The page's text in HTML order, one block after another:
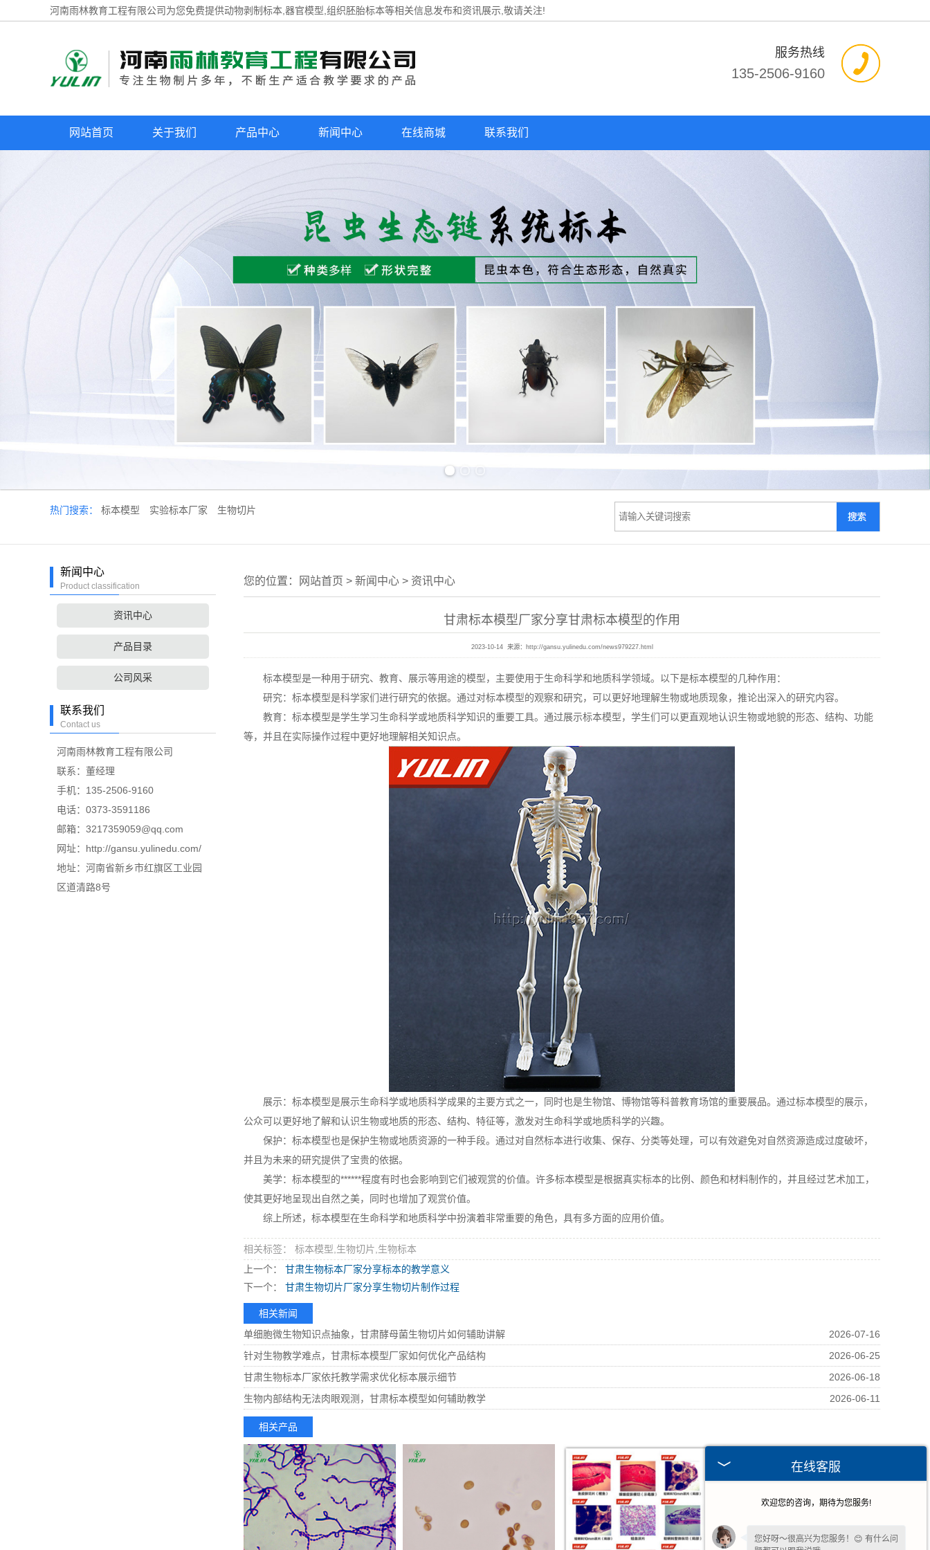
河南雨林教育工程有限公司为您免费提供动物剥制标本 ,器官模型,组织胚胎标本等相关信息发布和资讯展示,敬请关注!
服务热线
135-2506-9160
网站首页 关于我们 产品中心 新闻中心 在线商城 联系我们
热门搜索： 标本模型 实验标本厂家 生物切片
新闻中心
Product classification
资讯中心
产品目录
公司风采
联系我们
Contact us
河南雨林教育工程有限公司
联系：董经理
手机：135-2506-9160
电话：0373-3591186
邮箱：3217359059@qq.com
网址：http://gansu.yulinedu.com/
地址：河南省新乡市红旗区工业园
区道清路8号
您的位置： 网站首页 > 新闻中心 > 资讯中心
甘肃标本模型厂家分享甘肃标本模型的作用
2023-10-14 来源： http://gansu.yulinedu.com/news979227.html
标本模型是一种用于研究、教育、展示等用途的模型，主要使用于生命科学和地质科学领域。以下是标本模型的几种作用：
研究：标本模型是科学家们进行研究的依据。通过对标本模型的观察和研究，可以更好地理解生物或地质现象，推论出深入的研究内容。
教育：标本模型是学生学习生命科学或地质科学知识的重要工具。通过展示标本模型，学生们可以更直观地认识生物或地貌的形态、结构、功能
等，并且在实际操作过程中更好地理解相关知识点。
展示：标本模型是展示生命科学或地质科学成果的主要方式之一，同时也是生物馆、博物馆等科普教育场馆的重要展品。通过标本模型的展示，
公众可以更好地了解和认识生物或地质的形态、结构、特征等，激发对生命科学或地质科学的兴趣。
保护：标本模型也是保护生物或地质资源的一种手段。通过对自然标本进行收集、保存、分类等处理，可以有效避免对自然资源造成过度破坏，
并且为未来的研究提供了宝贵的依据。
美学：标本模型的******程度有时也会影响到它们被观赏的价值。许多标本模型是根据真实标本的比例、颜色和材料制作的，并且经过艺术加工，
使其更好地呈现出自然之美，同时也增加了观赏价值。
综上所述，标本模型在生命科学和地质科学中扮演着非常重要的角色，具有多方面的应用价值。
相关标签： 标本模型,生物切片,生物标本
上一个：
甘肃生物标本厂家分享标本的教学意义
下一个：
甘肃生物切片厂家分享生物切片制作过程
相关新闻
单细胞微生物知识点抽象，甘肃酵母菌生物切片如何辅助讲解
2026-07-16
针对生物教学难点，甘肃标本模型厂家如何优化产品结构
2026-06-25
甘肃生物标本厂家依托教学需求优化标本展示细节
2026-06-18
生物内部结构无法肉眼观测，甘肃标本模型如何辅助教学
2026-06-11
相关产品
在线客服
欢迎您的咨询，期待为您服务!
您好呀～很高兴为您服务！😊 有什么问